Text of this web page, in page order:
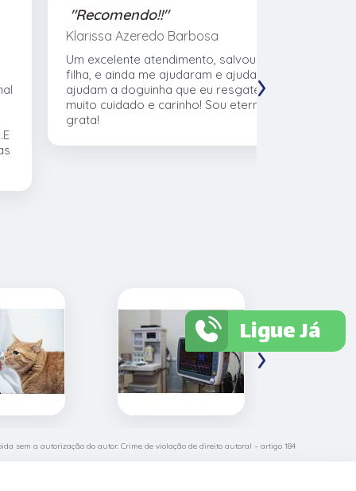
"Recomendo!!"
Klarissa Azeredo Barbosa
Um excelente atendimento, salvou minha
filha, e ainda me ajudaram e ajudaram e
a doguinha que eu resgatei, com
muito cuidado e carinho! Sou eternamente
›
›
sem a autorização do autor. Crime de violação de direito autoral – artigo 184
Ligue Já